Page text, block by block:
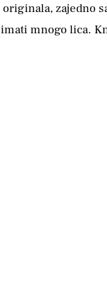
zajedno
mnogo lica.